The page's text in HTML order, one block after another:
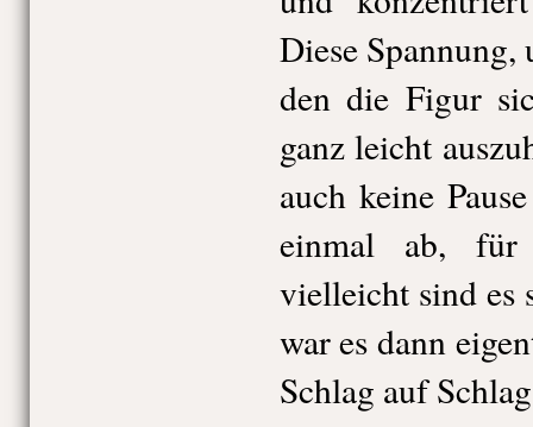
Diese
den die Figur
ganz leicht
auch keine
einmal ab,
vielleicht sind es
war es dann
Schlag auf